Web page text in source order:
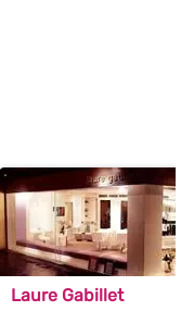
Laure Gabillet